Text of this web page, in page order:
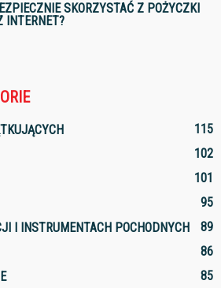
SKORZYSTAĆ Z POŻYCZKI
INTERNET?
115
102
101
95
I INSTRUMENTACH POCHODNYCH
89
86
85